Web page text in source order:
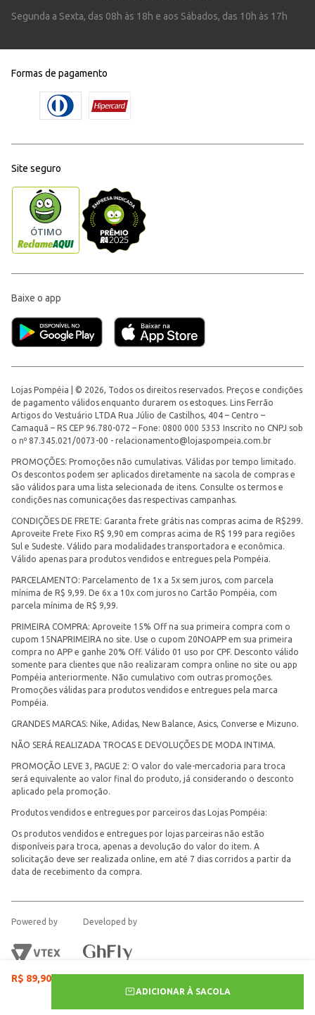
R$ 89,90
ADICIONAR À SACOLA
Segunda a Sexta, das 08h às 18h e aos Sábados, das 10h às 17h
Formas de pagamento
Site seguro
Baixe o app
Lojas Pompéia | © 2026, Todos os direitos reservados. Preços e condições
de pagamento válidos enquanto durarem os estoques. Lins Ferrão
Artigos do Vestuário LTDA Rua Júlio de Castilhos, 404 – Centro –
Camaquã – RS CEP 96.780-072 – Fone: 0800 000 5353 Inscrito no CNPJ sob
o nº 87.345.021/0073-00 - relacionamento@lojaspompeia.com.br
PROMOÇÕES: Promoções não cumulativas. Válidas por tempo limitado.
Os descontos podem ser aplicados diretamente na sacola de compras e
são válidos para uma lista selecionada de itens. Consulte os termos e
condições nas comunicações das respectivas campanhas.
CONDIÇÕES DE FRETE: Garanta frete grátis nas compras acima de R$299.
Aproveite Frete Fixo R$ 9,90 em compras acima de R$ 199 para regiões
Sul e Sudeste. Válido para modalidades transportadora e econômica.
Válido apenas para produtos vendidos e entregues pela Pompéia.
PARCELAMENTO: Parcelamento de 1x a 5x sem juros, com parcela
mínima de R$ 9,99. De 6x a 10x com juros no Cartão Pompéia, com
parcela mínima de R$ 9,99.
PRIMEIRA COMPRA: Aproveite 15% Off na sua primeira compra com o
cupom 15NAPRIMEIRA no site. Use o cupom 20NOAPP em sua primeira
compra no APP e ganhe 20% Off. Válido 01 uso por CPF. Desconto válido
somente para clientes que não realizaram compra online no site ou app
Pompéia anteriormente. Não cumulativo com outras promoções.
Promoções válidas para produtos vendidos e entregues pela marca
Pompéia.
GRANDES MARCAS: Nike, Adidas, New Balance, Asics, Converse e Mizuno.
NÃO SERÁ REALIZADA TROCAS E DEVOLUÇÕES DE MODA INTIMA.
PROMOÇÃO LEVE 3, PAGUE 2: O valor do vale-mercadoria para troca
será equivalente ao valor final do produto, já considerando o desconto
aplicado pela promoção.
Produtos vendidos e entregues por parceiros das Lojas Pompéia:
Os produtos vendidos e entregues por lojas parceiras não estão
disponíveis para troca, apenas a devolução do valor do item. A
solicitação deve ser realizada online, em até 7 dias corridos a partir da
data de recebimento da compra.
Powered by Developed by